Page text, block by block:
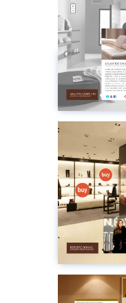
有興趣的區
Plugin
有興趣的地
Plugin